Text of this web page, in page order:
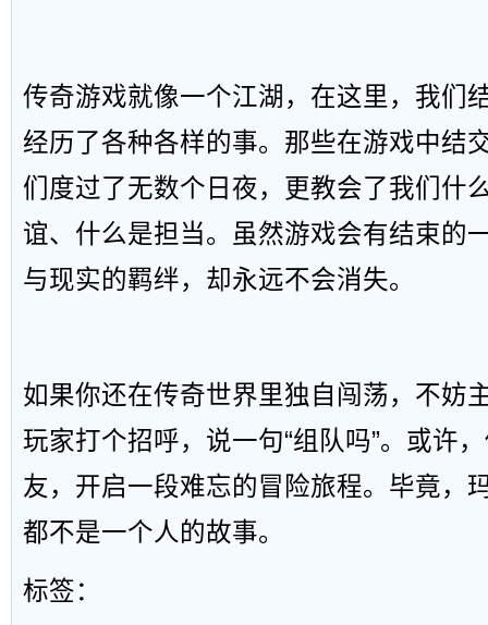
传奇游戏就像一个江湖，在这里，我们
经历了各种各样的事。那些在游戏中结
们度过了无数个日夜，更教会了我们什
谊、什么是担当。虽然游戏会有结束的
与现实的羁绊，却永远不会消失。
如果你还在传奇世界里独自闯荡，不妨
玩家打个招呼，说一句“组队吗”。或许
友，开启一段难忘的冒险旅程。毕竟，
都不是一个人的故事。
标签：